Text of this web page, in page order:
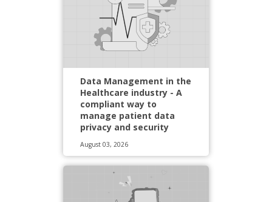
Data Management in the
Healthcare industry - A
compliant way to
manage patient data
privacy and security
August 03, 2026